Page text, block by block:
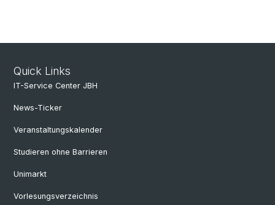
Quick Links
IT-Service Center JBH
News-Ticker
Veranstaltungskalender
Studieren ohne Barrieren
Unimarkt
Vorlesungsverzeichnis